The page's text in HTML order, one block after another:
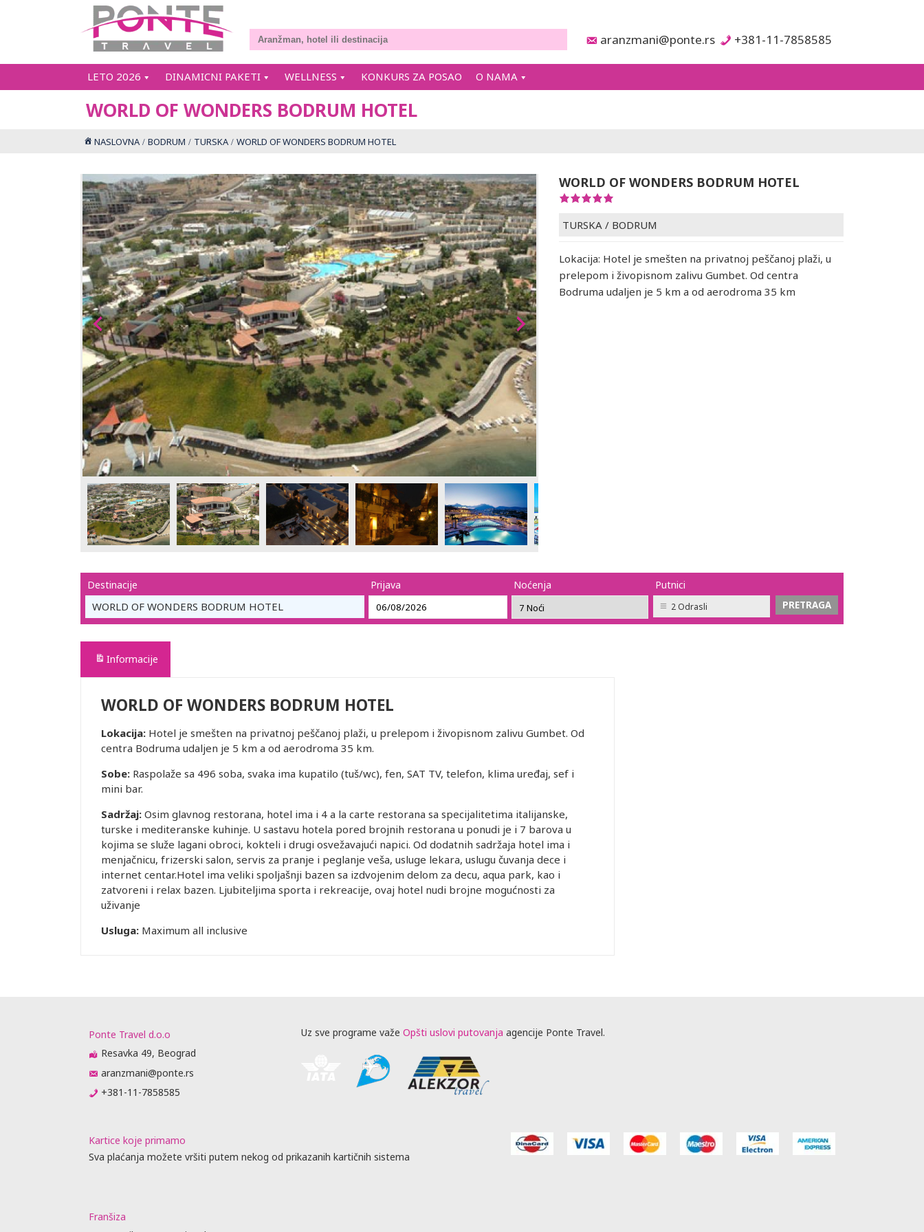
aranzmani@ponte.rs +381-11-7858585
LETO 2026 DINAMICNI PAKETI WELLNESS KONKURS ZA POSAO O NAMA
WORLD OF WONDERS BODRUM HOTEL
NASLOVNA BODRUM TURSKA WORLD OF WONDERS BODRUM HOTEL
WORLD OF WONDERS BODRUM HOTEL
TURSKA / BODRUM
Lokacija: Hotel je smešten na privatnoj peščanoj plaži, u
prelepom i živopisnom zalivu Gumbet. Od centra
Bodruma udaljen je 5 km a od aerodroma 35 km
Destinacije
WORLD OF WONDERS BODRUM HOTEL
Prijava Noćenja Putnici
2 Odrasli
Informacije
WORLD OF WONDERS BODRUM HOTEL
Lokacija: Hotel je smešten na privatnoj peščanoj plaži, u prelepom i živopisnom zalivu Gumbet. Od
centra Bodruma udaljen je 5 km a od aerodroma 35 km.
Sobe: Raspolaže sa 496 soba, svaka ima kupatilo (tuš/wc), fen, SAT TV, telefon, klima uređaj, sef i
mini bar.
Sadržaj: Osim glavnog restorana, hotel ima i 4 a la carte restorana sa specijalitetima italijanske,
turske i mediteranske kuhinje. U sastavu hotela pored brojnih restorana u ponudi je i 7 barova u
kojima se služe lagani obroci, kokteli i drugi osvežavajući napici. Od dodatnih sadržaja hotel ima i
menjačnicu, frizerski salon, servis za pranje i peglanje veša, usluge lekara, uslugu čuvanja dece i
internet centar.Hotel ima veliki spoljašnji bazen sa izdvojenim delom za decu, aqua park, kao i
zatvoreni i relax bazen. Ljubiteljima sporta i rekreacije, ovaj hotel nudi brojne mogućnosti za
uživanje
Usluga: Maximum all inclusive
Ponte Travel d.o.o
Resavka 49, Beograd
aranzmani@ponte.rs
+381-11-7858585
Uz sve programe važe Opšti uslovi putovanja agencije Ponte Travel.
Kartice koje primamo
Sva plaćanja možete vršiti putem nekog od prikazanih kartičnih sistema
Franšiza